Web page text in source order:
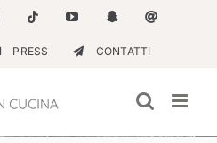
Tiktok YouTubeSnapchatEmail
PRESS CONTATTI